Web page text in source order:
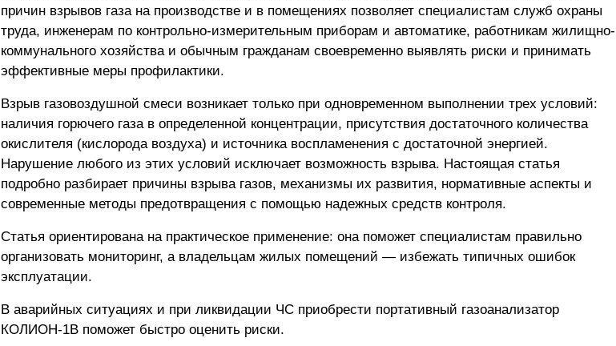
причин взрывов газа на производстве и в помещениях позволяет специалистам служб охраны
труда, инженерам по контрольно-измерительным приборам и автоматике, работникам жилищно-
коммунального хозяйства и обычным гражданам своевременно выявлять риски и принимать
эффективные меры профилактики.
Взрыв газовоздушной смеси возникает только при одновременном выполнении трех условий:
наличия горючего газа в определенной концентрации, присутствия достаточного количества
окислителя (кислорода воздуха) и источника воспламенения с достаточной энергией.
Нарушение любого из этих условий исключает возможность взрыва. Настоящая статья
подробно разбирает причины взрыва газов, механизмы их развития, нормативные аспекты и
современные методы предотвращения с помощью надежных средств контроля.
Статья ориентирована на практическое применение: она поможет специалистам правильно
организовать мониторинг, а владельцам жилых помещений — избежать типичных ошибок
эксплуатации.
В аварийных ситуациях и при ликвидации ЧС приобрести портативный газоанализатор
КОЛИОН-1В поможет быстро оценить риски.